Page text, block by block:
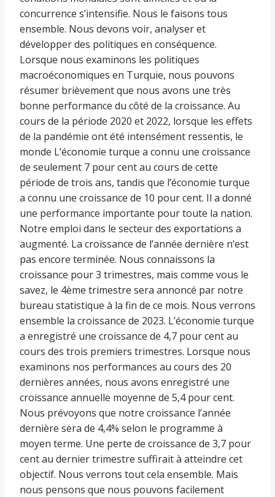
concurrence s’intensifie. Nous le faisons tous
ensemble. Nous devons voir, analyser et
développer des politiques en conséquence.
Lorsque nous examinons les politiques
macroéconomiques en Turquie, nous pouvons
résumer brièvement que nous avons une très
bonne performance du côté de la croissance. Au
cours de la période 2020 et 2022, lorsque les effets
de la pandémie ont été intensément ressentis, le
monde L’économie turque a connu une croissance
de seulement 7 pour cent au cours de cette
période de trois ans, tandis que l’économie turque
a connu une croissance de 10 pour cent. Il a donné
une performance importante pour toute la nation.
Notre emploi dans le secteur des exportations a
augmenté. La croissance de l’année dernière n’est
pas encore terminée. Nous connaissons la
croissance pour 3 trimestres, mais comme vous le
savez, le 4ème trimestre sera annoncé par notre
bureau statistique à la fin de ce mois. Nous verrons
ensemble la croissance de 2023. L’économie turque
a enregistré une croissance de 4,7 pour cent au
cours des trois premiers trimestres. Lorsque nous
examinons nos performances au cours des 20
dernières années, nous avons enregistré une
croissance annuelle moyenne de 5,4 pour cent.
Nous prévoyons que notre croissance l’année
dernière sera de 4,4% selon le programme à
moyen terme. Une perte de croissance de 3,7 pour
cent au dernier trimestre suffirait à atteindre cet
objectif. Nous verrons tout cela ensemble. Mais
nous pensons que nous pouvons facilement